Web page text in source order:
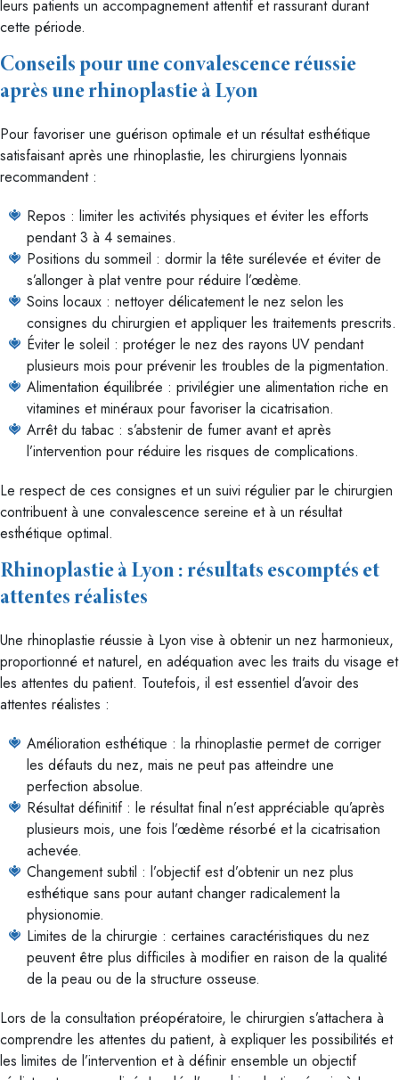
leurs patients un accompagnement attentif et rassurant durant
cette période.
Conseils pour une convalescence réussie
après une rhinoplastie à Lyon
Pour favoriser une guérison optimale et un résultat esthétique
satisfaisant après une rhinoplastie, les chirurgiens lyonnais
recommandent :
Repos : limiter les activités physiques et éviter les efforts
pendant 3 à 4 semaines.
Positions du sommeil : dormir la tête surélevée et éviter de
s’allonger à plat ventre pour réduire l’œdème.
Soins locaux : nettoyer délicatement le nez selon les
consignes du chirurgien et appliquer les traitements prescrits.
Éviter le soleil : protéger le nez des rayons UV pendant
plusieurs mois pour prévenir les troubles de la pigmentation.
Alimentation équilibrée : privilégier une alimentation riche en
vitamines et minéraux pour favoriser la cicatrisation.
Arrêt du tabac : s’abstenir de fumer avant et après
l’intervention pour réduire les risques de complications.
Le respect de ces consignes et un suivi régulier par le chirurgien
contribuent à une convalescence sereine et à un résultat
esthétique optimal.
Rhinoplastie à Lyon : résultats escomptés et
attentes réalistes
Une rhinoplastie réussie à Lyon vise à obtenir un nez harmonieux,
proportionné et naturel, en adéquation avec les traits du visage et
les attentes du patient. Toutefois, il est essentiel d’avoir des
attentes réalistes :
Amélioration esthétique : la rhinoplastie permet de corriger
les défauts du nez, mais ne peut pas atteindre une
perfection absolue.
Résultat définitif : le résultat final n’est appréciable qu’après
plusieurs mois, une fois l’œdème résorbé et la cicatrisation
achevée.
Changement subtil : l’objectif est d’obtenir un nez plus
esthétique sans pour autant changer radicalement la
physionomie.
Limites de la chirurgie : certaines caractéristiques du nez
peuvent être plus difficiles à modifier en raison de la qualité
de la peau ou de la structure osseuse.
Lors de la consultation préopératoire, le chirurgien s’attachera à
comprendre les attentes du patient, à expliquer les possibilités et
les limites de l’intervention et à définir ensemble un objectif